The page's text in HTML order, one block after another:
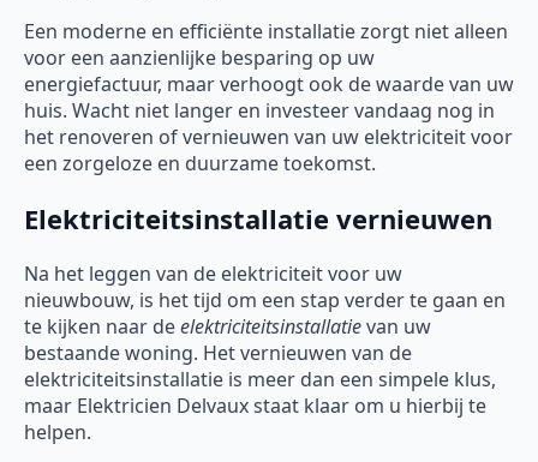
Een moderne en efficiënte installatie zorgt niet alleen
voor een aanzienlijke besparing op uw
energiefactuur, maar verhoogt ook de waarde van uw
huis. Wacht niet langer en investeer vandaag nog in
het renoveren of vernieuwen van uw elektriciteit voor
een zorgeloze en duurzame toekomst.
Elektriciteitsinstallatie vernieuwen
Na het leggen van de elektriciteit voor uw
nieuwbouw, is het tijd om een stap verder te gaan en
te kijken naar deelektriciteitsinstallatievan uw
bestaande woning. Het vernieuwen van de
elektriciteitsinstallatie is meer dan een simpele klus,
maar Elektricien Delvaux staat klaar om u hierbij te
helpen.